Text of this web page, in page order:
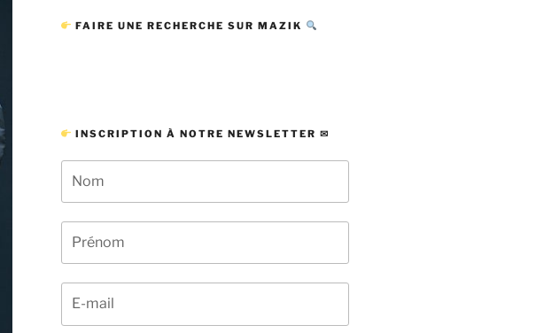
FAIRE UNE RECHERCHE SUR MAZIK
INSCRIPTION À NOTRE NEWSLETTER ✉